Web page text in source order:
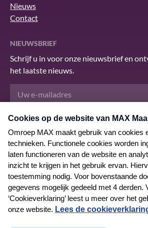
Nieuws
Contact
NIEUWSBRIEF
Schrijf u in voor onze nieuwsbrief en
het laatste nieuws.
Deze site wordt beschermd door reCAPTCHA en het
servicevoorwaarden
© 2026 MAX Maakt
Algemene